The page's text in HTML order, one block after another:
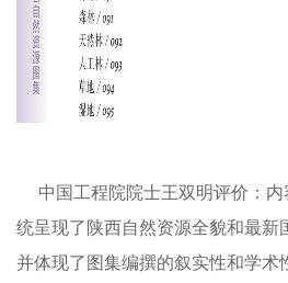
中国工程院院士王双明评价：
统呈现了陕西自然资源全貌和最新
并体现了图集编撰的叙实性和学术